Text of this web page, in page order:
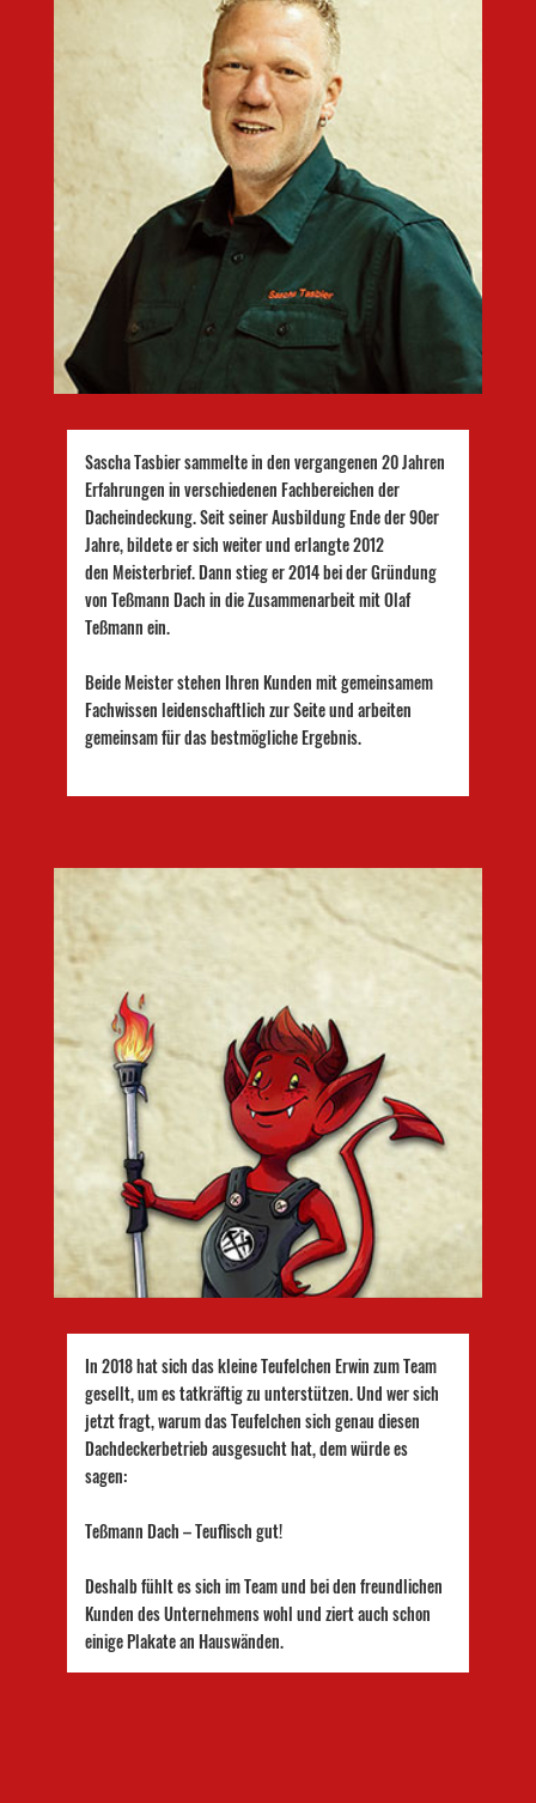
Sascha Tasbier sammelte in den vergangenen 20 Jahren
Erfahrungen in verschiedenen Fachbereichen der
Dacheindeckung. Seit seiner Ausbildung Ende der 90er
Jahre, bildete er sich weiter und erlangte 2012
den Meisterbrief. Dann stieg er 2014 bei der Gründung
von Teßmann Dach in die Zusammenarbeit mit Olaf
Teßmann ein.
Beide Meister stehen Ihren Kunden mit gemeinsamem
Fachwissen leidenschaftlich zur Seite und arbeiten
gemeinsam für das bestmögliche Ergebnis.
In 2018 hat sich das kleine Teufelchen Erwin zum Team
gesellt, um es tatkräftig zu unterstützen. Und wer sich
jetzt fragt, warum das Teufelchen sich genau diesen
Dachdeckerbetrieb ausgesucht hat, dem würde es
sagen:
Teßmann Dach – Teuflisch gut!
Deshalb fühlt es sich im Team und bei den freundlichen
Kunden des Unternehmens wohl und ziert auch schon
einige Plakate an Hauswänden.